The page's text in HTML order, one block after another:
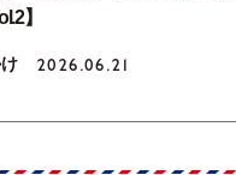
】
2026.06.21